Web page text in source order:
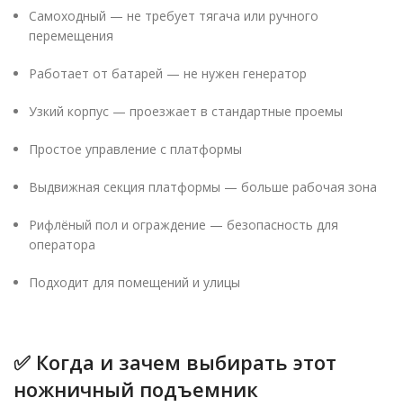
Самоходный — не требует тягача или ручного
перемещения
Работает от батарей — не нужен генератор
Узкий корпус — проезжает в стандартные проемы
Простое управление с платформы
Выдвижная секция платформы — больше рабочая зона
Рифлёный пол и ограждение — безопасность для
оператора
Подходит для помещений и улицы
✅ Когда и зачем выбирать этот
ножничный подъемник